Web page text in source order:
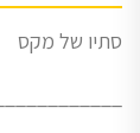
סתיו של מקס